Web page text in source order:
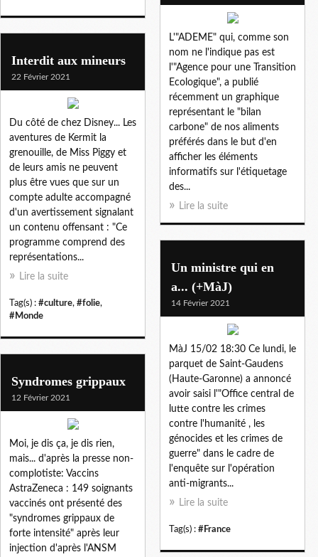
L'"ADEME" qui, comme son
nom ne l'indique pas est
l'"Agence pour une Transition
Ecologique", a publié
récemment un graphique
représentant le "bilan
carbone" de nos aliments
préférés dans le but d'en
afficher les éléments
informatifs sur l'étiquetage
des...
Lire la suite
Interdit aux mineurs
22 Février 2021
Du côté de chez Disney... Les
aventures de Kermit la
grenouille, de Miss Piggy et
de leurs amis ne peuvent
plus être vues que sur un
compte adulte accompagné
d'un avertissement signalant
un contenu offensant : "Ce
programme comprend des
représentations...
Lire la suite
Tag(s) : #culture, #folie,
#Monde
Un ministre qui en
a... (+MàJ)
14 Février 2021
MàJ 15/02 18:30 Ce lundi, le
parquet de Saint-Gaudens
(Haute-Garonne) a annoncé
avoir saisi l'"Office central de
lutte contre les crimes
contre l'humanité , les
génocides et les crimes de
guerre" dans le cadre de
l'enquête sur l'opération
anti-migrants...
Lire la suite
Tag(s) : #France
Syndromes grippaux
12 Février 2021
Moi, je dis ça, je dis rien,
mais... d'après la presse non-
complotiste: Vaccins
AstraZeneca : 149 soignants
vaccinés ont présenté des
"syndromes grippaux de
forte intensité" après leur
injection d'après l'ANSM